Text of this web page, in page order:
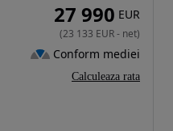
27 990 EUR
(23 133 EUR- net)
Conform mediei
Calculeaza rata